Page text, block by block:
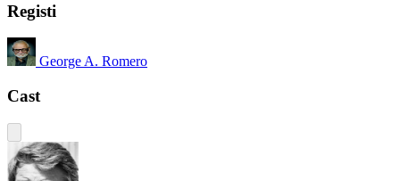
Registi
George A. Romero
Cast